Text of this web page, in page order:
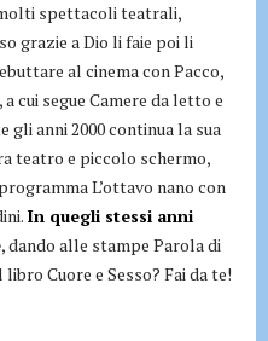
spettacoli teatrali,
grazie a Dio li faie poi li
al cinema con Pacco,
cui segue Camere da letto e
gli anni 2000 continua la sua
teatro e piccolo schermo,
L’ottavo nano con
In quegli stessi anni
, dando alle stampe Parola di
Cuore e Sesso? Fai da te!